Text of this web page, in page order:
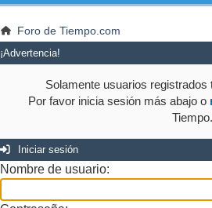
Foro de Tiempo.com
¡Advertencia!
Solamente usuarios
Por favor inicia sesión más abajo o
Iniciar sesión
Nombre de usuario: